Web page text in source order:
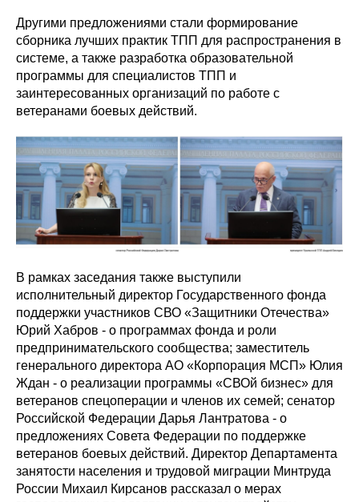
Другими предложениями стали формирование
сборника лучших практик ТПП для распространения в
системе, а также разработка образовательной
программы для специалистов ТПП и
заинтересованных организаций по работе с
ветеранами боевых действий.
В рамках заседания также выступили
исполнительный директор Государственного фонда
поддержки участников СВО «Защитники Отечества»
Юрий Хабров - о программах фонда и роли
предпринимательского сообщества; заместитель
генерального директора АО «Корпорация МСП» Юлия
Ждан - о реализации программы «СВОй бизнес» для
ветеранов спецоперации и членов их семей; сенатор
Российской Федерации Дарья Лантратова - о
предложениях Совета Федерации по поддержке
ветеранов боевых действий. Директор Департамента
занятости населения и трудовой миграции Минтруда
России Михаил Кирсанов рассказал о мерах